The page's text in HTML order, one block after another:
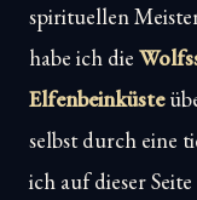
spirituellen
habe ich die
Elfenbeinküste
selbst durch eine
ich auf dieser